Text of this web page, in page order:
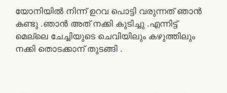
യോനിയിൽ നിന്ന് ഉറവ പൊട്ടി വരുന്നത് ഞാൻ
കണ്ടു .ഞാൻ അത് നക്കി കുടിച്ചു .എന്നിട്ട്
മെല്ലെ ചേച്ചിയുടെ ചെവിയിലും കഴുത്തിലും
നക്കി തൊടക്കാന് തുടങ്ങി .